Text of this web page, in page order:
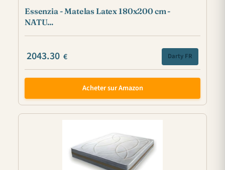
Essenzia - Matelas Latex 180x200 cm -
NATU...
2043.30 € Darty FR
Acheter sur Amazon